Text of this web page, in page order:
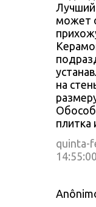
Лучший
может
на
плитка
quinta-